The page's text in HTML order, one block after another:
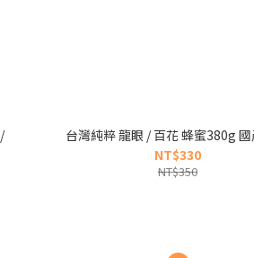
台灣純粹 龍眼 / 百花 蜂蜜
NT$330
NT$350